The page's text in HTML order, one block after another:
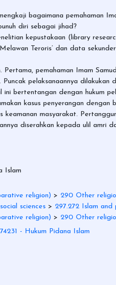
bagaimana pemahaman
diri sebagai jihad?
kepustakaan (library
Teroris’ dan data
Pertama, pemahaman Imam
pelaksanaannya
ini bertentangan dengan hukum
kasus penyerangan
masyarakat.
diserahkan kepada ulil amri
Islam
religion) > 290 Other
sciences > 297.272 Islam and
religion) > 290 Other
74231 - Hukum Pidana Islam